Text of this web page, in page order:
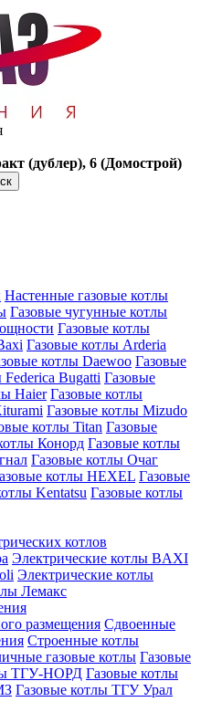
(дублер), 6 (Домострой)
Настенные газовые котлы
Газовые чугунные котлы
Газовые котлы
Газовые котлы Arderia
котлы Daewoo Газовые
Bugatti Газовые
Haier Газовые котлы
Газовые котлы Mizudo
котлы Titan Газовые
Конорд Газовые котлы
Газовые котлы Очаг
котлы HEXEL Газовые
Kentatsu Газовые котлы
котлов
Электрические котлы BAXI
Электрические котлы
Лемакс
размещения Сдвоенные
Строенные котлы
газовые котлы Газовые
ТГУ-НОРД Газовые котлы
Газовые котлы ТГУ Урал